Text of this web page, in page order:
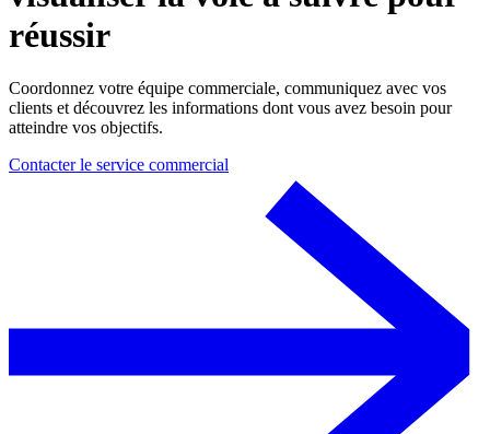
réussir
Coordonnez votre équipe commerciale, communiquez avec vos
clients et découvrez les informations dont vous avez besoin pour
atteindre vos objectifs.
Contacter le service commercial